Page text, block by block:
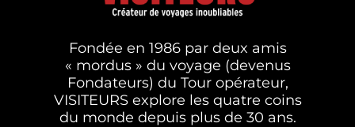
Fondée en 1986 par deux amis
« mordus » du voyage (devenus
Fondateurs) du Tour opérateur,
VISITEURS explore les quatre coins
du monde depuis plus de 30 ans.